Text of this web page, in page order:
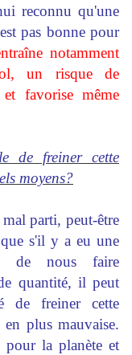
reconnu qu'une
pas bonne pour
notamment
un risque de
et favorise même
de freiner cette
moyens?
parti, peut-être
s'il y a eu une
de nous faire
quantité, il peut
de freiner cette
plus mauvaise.
pour la planète et